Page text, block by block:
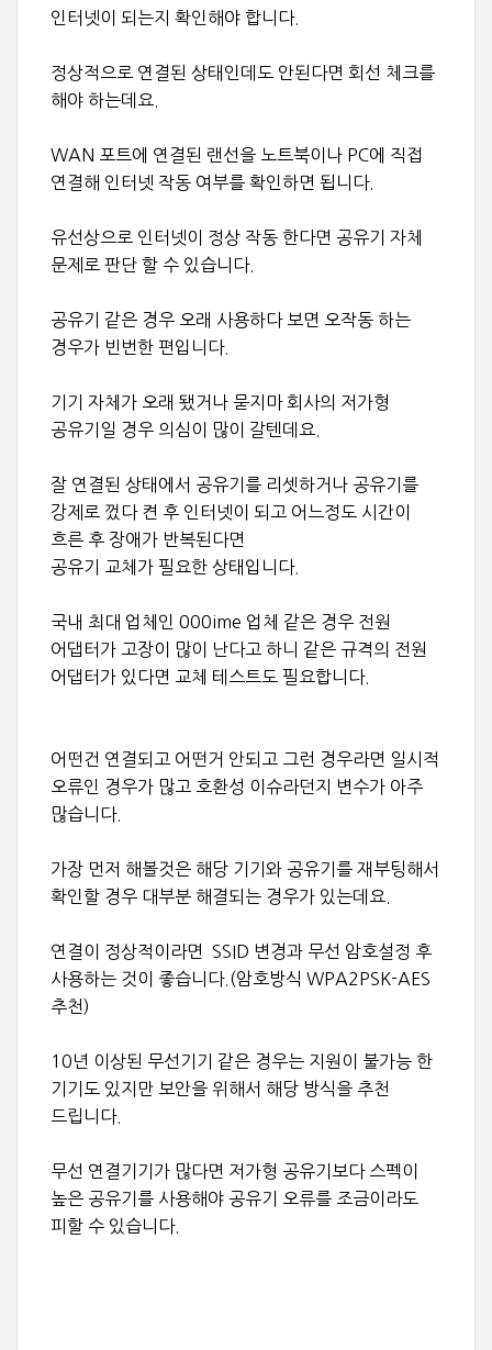
인터넷이 되는지 확인해야 합니다.
정상적으로 연결된 상태인데도 안된다면 회선 체크를
해야 하는데요.
WAN 포트에 연결된 랜선을 노트북이나 PC에 직접
연결해 인터넷 작동 여부를 확인하면 됩니다.
유선상으로 인터넷이 정상 작동 한다면 공유기 자체
문제로 판단 할 수 있습니다.
공유기 같은 경우 오래 사용하다 보면 오작동 하는
경우가 빈번한 편입니다.
기기 자체가 오래 됐거나 묻지마 회사의 저가형
공유기일 경우 의심이 많이 갈텐데요.
잘 연결된 상태에서 공유기를 리셋하거나 공유기를
강제로 껐다 켠 후 인터넷이 되고 어느정도 시간이
흐른 후 장애가 반복된다면
공유기 교체가 필요한 상태입니다.
국내 최대 업체인 000ime 업체 같은 경우 전원
어댑터가 고장이 많이 난다고 하니 같은 규격의 전원
어댑터가 있다면 교체 테스트도 필요합니다.
어떤건 연결되고 어떤거 안되고 그런 경우라면 일시적
오류인 경우가 많고 호환성 이슈라던지 변수가 아주
많습니다.
가장 먼저 해볼것은 해당 기기와 공유기를 재부팅해서
확인할 경우 대부분 해결되는 경우가 있는데요.
연결이 정상적이라면 SSID 변경과 무선 암호설정 후
사용하는 것이 좋습니다.(암호방식 WPA2PSK-AES
추천)
10년 이상된 무선기기 같은 경우는 지원이 불가능 한
기기도 있지만 보안을 위해서 해당 방식을 추천
드립니다.
무선 연결기기가 많다면 저가형 공유기보다 스펙이
높은 공유기를 사용해야 공유기 오류를 조금이라도
피할 수 있습니다.